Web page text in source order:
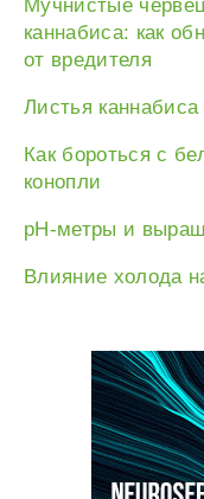
Мучнистые
каннабиса: как
от вредителя
Листья каннабиса
Как бороться с
конопли
рН-метры и
Влияние холода